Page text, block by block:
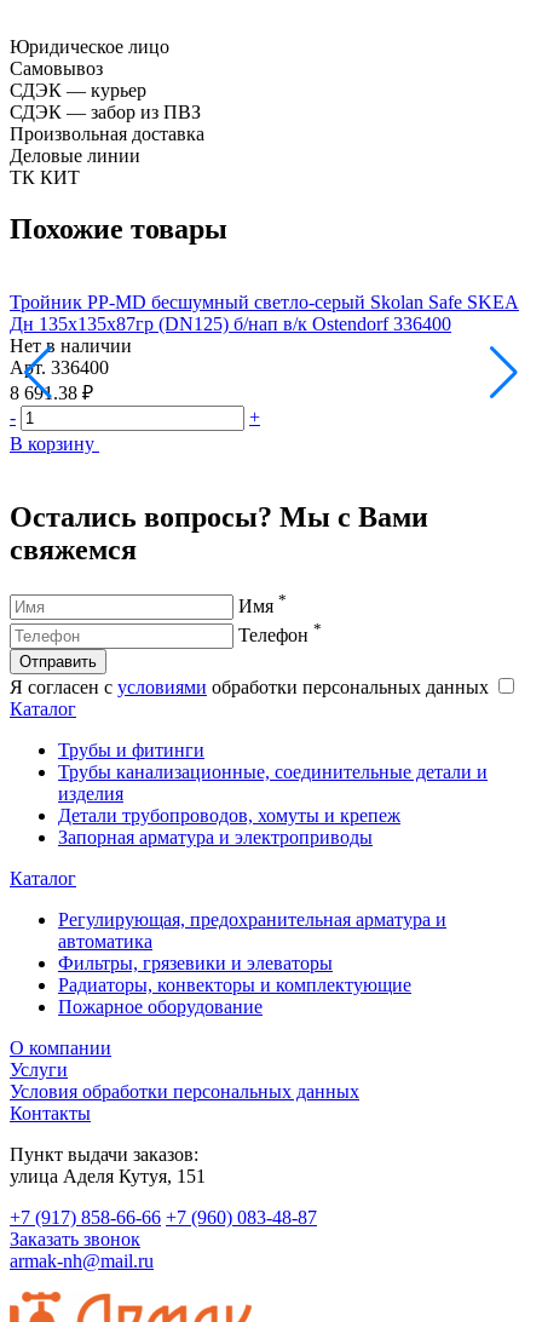
Юридическое лицо
Самовывоз
СДЭК — курьер
СДЭК — забор из ПВЗ
Произвольная доставка
Деловые линии
ТК КИТ
Похожие товары
Тройник PP-MD бесшумный светло-серый Skolan Safe SKEA
Дн 135х135х87гр (DN125) б/нап в/к Ostendorf 336400
Нет в наличии
Арт. 336400
8 691.38 ₽
-
+
В корзину
Остались вопросы? Мы с Вами
свяжемся
Имя *
Телефон *
Отправить
Я согласен с условиями обработки персональных данных
Каталог
Трубы и фитинги
Трубы канализационные, соединительные детали и
изделия
Детали трубопроводов, хомуты и крепеж
Запорная арматура и электроприводы
Каталог
Регулирующая, предохранительная арматура и
автоматика
Фильтры, грязевики и элеваторы
Радиаторы, конвекторы и комплектующие
Пожарное оборудование
О компании
Услуги
Условия обработки персональных данных
Контакты
Пункт выдачи заказов:
​улица Аделя Кутуя, 151
+7 (917) 858-66-66 +7 (960) 083-48-87
Заказать звонок
armak-nh@mail.ru